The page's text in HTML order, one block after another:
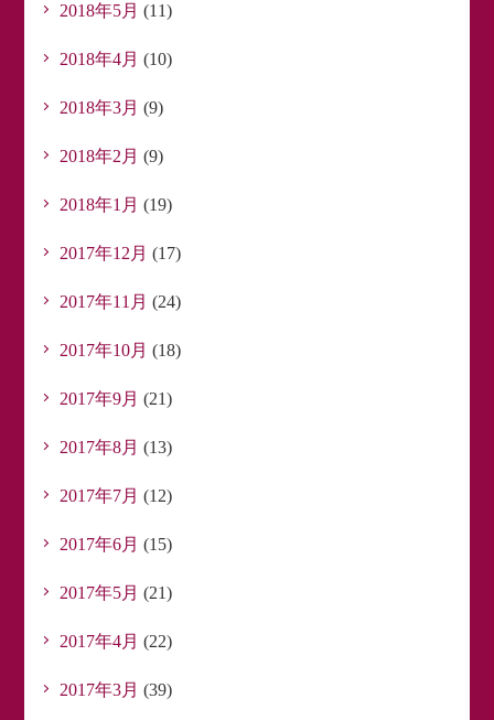
2018年5月 (11)
2018年4月 (10)
2018年3月 (9)
2018年2月 (9)
2018年1月 (19)
2017年12月 (17)
2017年11月 (24)
2017年10月 (18)
2017年9月 (21)
2017年8月 (13)
2017年7月 (12)
2017年6月 (15)
2017年5月 (21)
2017年4月 (22)
2017年3月 (39)